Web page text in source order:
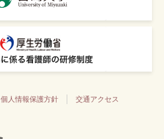
個人情報保護方針 交通アクセス